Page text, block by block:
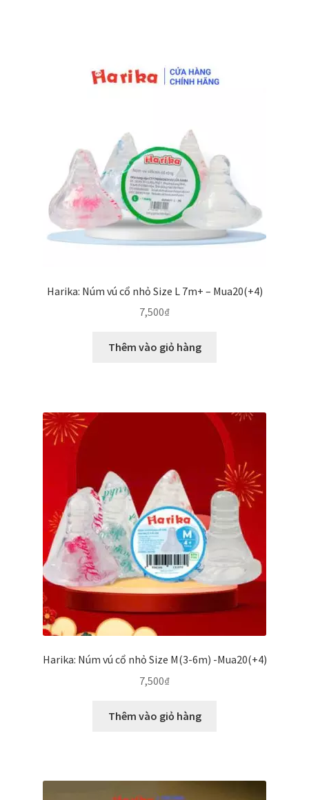
Harika: Núm vú cổ nhỏ Size L 7m+ – Mua20(+4)
7,500₫
Thêm vào giỏ hàng
Harika: Núm vú cổ nhỏ Size M(3-6m) -Mua20(+4)
7,500₫
Thêm vào giỏ hàng